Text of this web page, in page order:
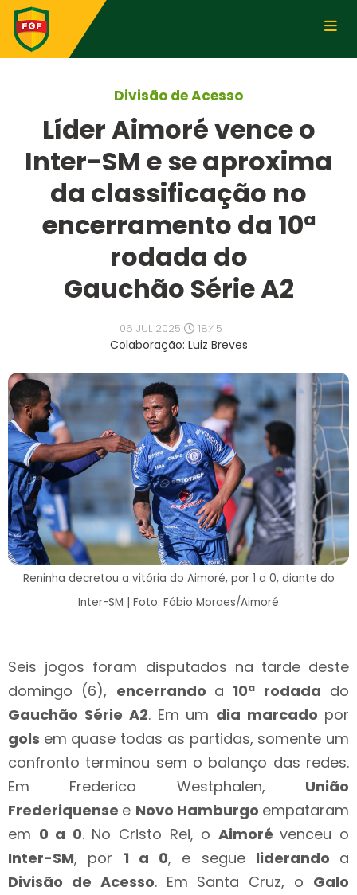
Divisão de Acesso
Líder Aimoré vence o
Inter-SM e se aproxima
da classificação no
encerramento da 10ª
rodada do
Gauchão Série A2
06 JUL 2025 18:45
Colaboração: Luiz Breves
Reninha decretou a vitória do Aimoré, por 1 a 0, diante do
Inter-SM | Foto: Fábio Moraes/Aimoré
Seis jogos foram disputados na tarde deste
domingo (6), encerrando a 10ª rodada do
Gauchão Série A2. Em um dia marcado por
gols em quase todas as partidas, somente um
confronto terminou sem o balanço das redes.
Em Frederico Westphalen, União
Frederiquense e Novo Hamburgo empataram
em 0 a 0. No Cristo Rei, o Aimorévenceu o
Inter-SM, por 1 a 0, e segue liderando a
Divisão de Acesso. Em Santa Cruz, o Galo